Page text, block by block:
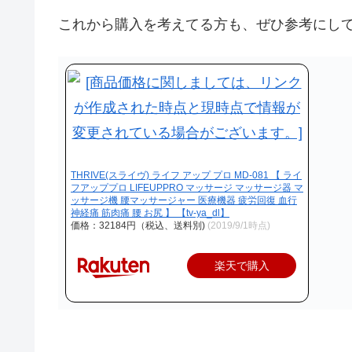
これから購入を考えてる方も、ぜひ参考にし
THRIVE(スライヴ) ライフ アップ プロ MD-081 【 ライ
フアッププロ LIFEUPPRO マッサージ マッサージ器 マ
ッサージ機 腰マッサージャー 医療機器 疲労回復 血行
神経痛 筋肉痛 腰 お尻 】 【tv-ya_dl】
価格：32184円（税込、送料別) (2019/9/1時点)
楽天で購入